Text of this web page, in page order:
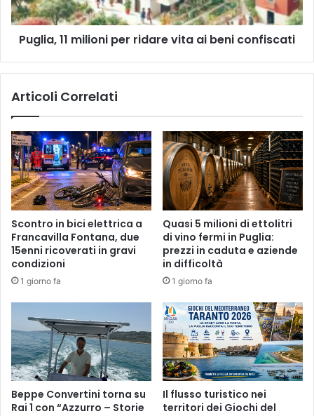
beni
confiscati
Puglia, 11 milioni per ridare vita ai beni confiscati
Articoli Correlati
Scontro in bici elettrica a
Francavilla Fontana, due
15enni ricoverati in gravi
condizioni
1 giorno fa
Quasi 5 milioni di ettolitri
di vino fermi in Puglia:
prezzi in caduta e aziende
in difficoltà
1 giorno fa
Beppe Convertini torna su
Rai 1 con “Azzurro – Storie
Il flusso turistico nei
territori dei Giochi del